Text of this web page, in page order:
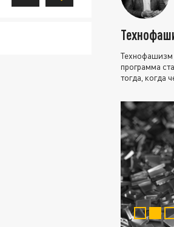
Технофашизм
программа
тогда, когда